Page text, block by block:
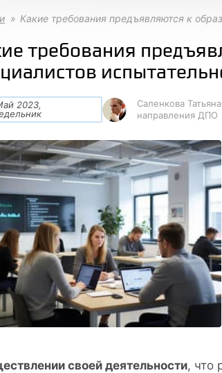
Какие требования предъявляются к
требования
2023,
Саленкова
направления ДПО
своей деятельности, что